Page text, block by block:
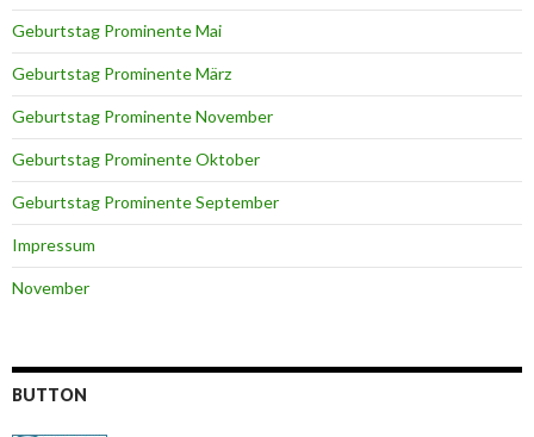
Geburtstag Prominente Mai
Geburtstag Prominente März
Geburtstag Prominente November
Geburtstag Prominente Oktober
Geburtstag Prominente September
Impressum
November
BUTTON